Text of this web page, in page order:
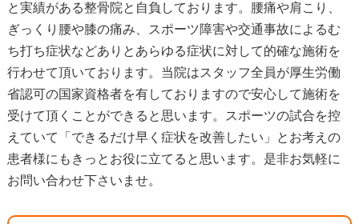
と実績がある整骨院と自負しております。腰痛や肩こり、
ぎっくり腰や膝の痛み、スポーツ障害や交通事故によるむ
ち打ち症状などありとあらゆる症状に対して的確な施術を
行わせて頂いております。当院はスタッフ全員が厚生労働
省認可の国家資格者を有しておりますので安心して施術を
受けて頂くことができると思います。スポーツの試合を控
えていて「できるだけ早く症状を改善したい」とお考えの
患者様にもきっとお役に立てると思います。是非お気軽に
お問い合わせ下さいませ。